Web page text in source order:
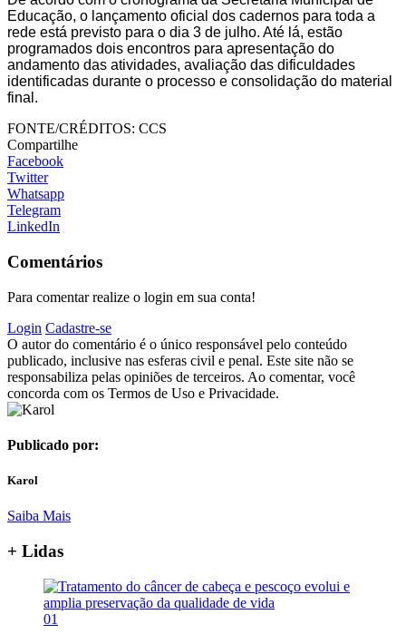
Educação, o lançamento oficial dos cadernos para toda a
rede está previsto para o dia 3 de julho. Até lá, estão
programados dois encontros para apresentação do
andamento das atividades, avaliação das dificuldades
identificadas durante o processo e consolidação do material
final.
FONTE/CRÉDITOS: CCS
Compartilhe
Facebook
Twitter
Whatsapp
Telegram
LinkedIn
Comentários
Para comentar realize o login em sua conta!
Login Cadastre-se
O autor do comentário é o único responsável pelo conteúdo
publicado, inclusive nas esferas civil e penal. Este site não se
responsabiliza pelas opiniões de terceiros. Ao comentar, você
concorda com os Termos de Uso e Privacidade.
Publicado por:
Karol
Saiba Mais
+ Lidas
01